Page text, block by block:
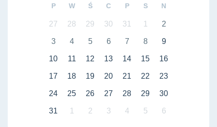
P W Ś C P S N
27 28 29 30 31 1 2
3 4 5 6 7 8 9
10 11 12 13 14 15 16
17 18 19 20 21 22 23
24 25 26 27 28 29 30
31 1 2 3 4 5 6